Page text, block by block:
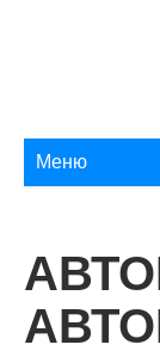
Меню